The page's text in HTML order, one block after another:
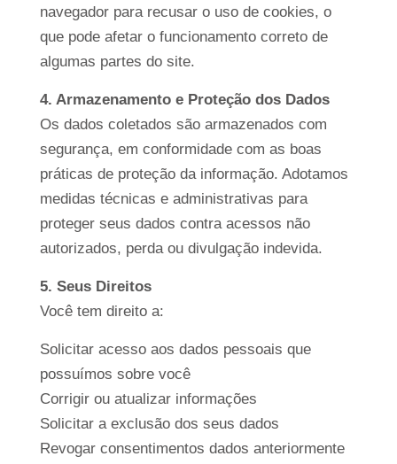
navegador para recusar o uso de cookies, o
que pode afetar o funcionamento correto de
algumas partes do site.
4. Armazenamento e Proteção dos Dados
Os dados coletados são armazenados com
segurança, em conformidade com as boas
práticas de proteção da informação. Adotamos
medidas técnicas e administrativas para
proteger seus dados contra acessos não
autorizados, perda ou divulgação indevida.
5. Seus Direitos
Você tem direito a:
Solicitar acesso aos dados pessoais que
possuímos sobre você
Corrigir ou atualizar informações
Solicitar a exclusão dos seus dados
Revogar consentimentos dados anteriormente